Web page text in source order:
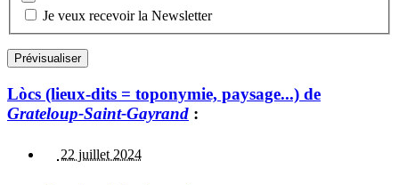
Je veux recevoir la Newsletter
Lòcs (lieux-dits = toponymie, paysage...) de
Grateloup-Saint-Gayrand :
22 juillet 2024